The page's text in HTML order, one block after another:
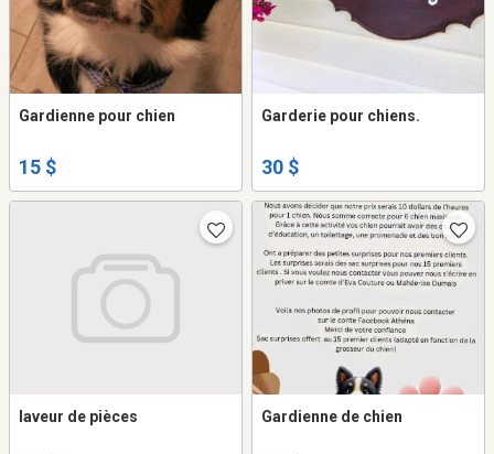
Gardienne pour chien
15 $
Garderie pour chiens.
30 $
laveur de pièces Gardienne de chien